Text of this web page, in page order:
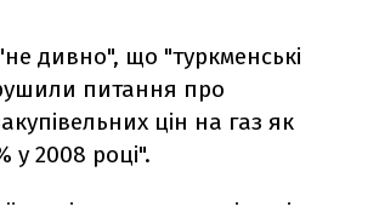
дивно", що "туркменські
питання про
цін на газ як
у 2008 році".